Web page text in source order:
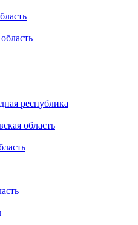
республика
область